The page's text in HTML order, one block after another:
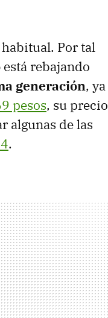
Por tal
está rebajando
generación, ya
pesos, su precio
algunas de las
.